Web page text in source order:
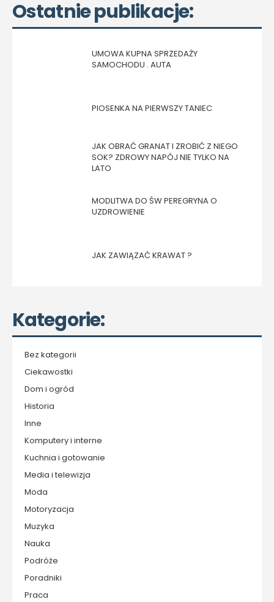
Ostatnie publikacje:
UMOWA KUPNA SPRZEDAŻY
SAMOCHODU . AUTA
PIOSENKA NA PIERWSZY TANIEC
JAK OBRAĆ GRANAT I ZROBIĆ Z NIEGO
SOK? ZDROWY NAPÓJ NIE TYLKO NA
LATO
MODLITWA DO ŚW PEREGRYNA O
UZDROWIENIE
JAK ZAWIĄZAĆ KRAWAT ?
Kategorie:
Bez kategorii
Ciekawostki
Dom i ogród
Historia
Inne
Komputery i interne
Kuchnia i gotowanie
Media i telewizja
Moda
Motoryzacja
Muzyka
Nauka
Podróże
Poradniki
Praca